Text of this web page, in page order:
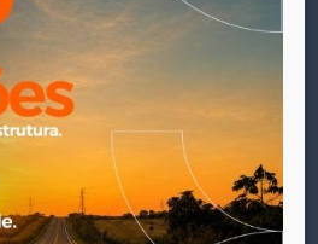
busca incessante da
logo, com o característico "avião
o símbolo do
de comunicação com o
Em 06 de dezembro de 2019
do jornal, que desde então
online.